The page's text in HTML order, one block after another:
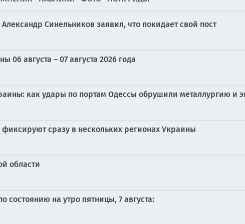
Синельников заявил, что покидает свой пост
августа – 07 августа 2026 года
как удары по портам Одессы обрушили металлургию и
сразу в нескольких регионах Украины
области
состоянию на утро пятницы, 7 августа: